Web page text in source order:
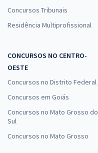
Concursos Tribunais
Residência Multiprofissional
CONCURSOS NO CENTRO-
OESTE
Concursos no Distrito Federal
Concursos em Goiás
Concursos no Mato Grosso do
Sul
Concursos no Mato Grosso